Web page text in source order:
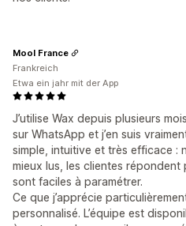
J’utilise Wax depuis plusieurs
sur WhatsApp et j’en suis
simple, intuitive et très efficace :
mieux lus, les clientes répondent
sont faciles à paramétrer.
Ce que j’apprécie
personnalisé. L’équipe est
Mool France
Frankreich
Etwa ein jahr mit der App